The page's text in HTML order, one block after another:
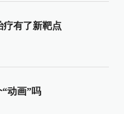
疗有了新靶点
动画”吗